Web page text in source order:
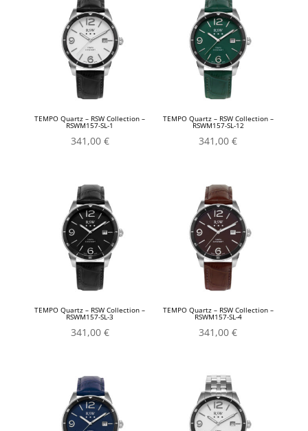
TEMPO Quartz – RSW Collection –
RSWM157-SL-1
341,00 €
TEMPO Quartz – RSW Collection –
RSWM157-SL-12
341,00€
TEMPO Quartz – RSW Collection –
RSWM157-SL-3
341,00 €
TEMPO Quartz – RSW Collection –
RSWM157-SL-4
341,00€